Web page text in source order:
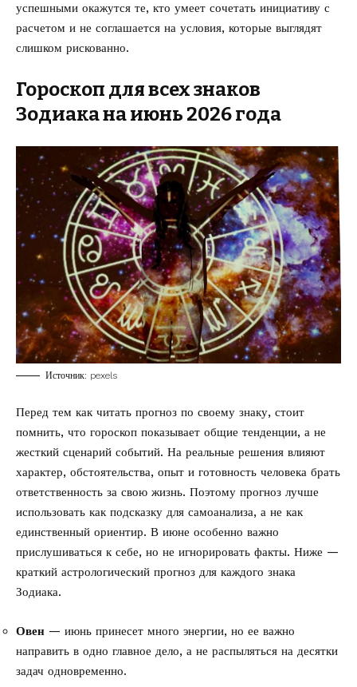
успешными окажутся те, кто умеет сочетать инициативу с
расчетом и не соглашается на условия, которые выглядят
слишком рискованно.
Гороскоп для всех знаков
Зодиака на июнь 2026 года
Источник: pexels
Перед тем как читать прогноз по своему знаку, стоит
помнить, что гороскоп показывает общие тенденции, а не
жесткий сценарий событий. На реальные решения влияют
характер, обстоятельства, опыт и готовность человека брать
ответственность за свою жизнь. Поэтому прогноз лучше
использовать как подсказку для самоанализа, а не как
единственный ориентир. В июне особенно важно
прислушиваться к себе, но не игнорировать факты. Ниже —
краткий астрологический прогноз для каждого знака
Зодиака.
Овен — июнь принесет много энергии, но ее важно
направить в одно главное дело, а не распыляться на десятки
задач одновременно.